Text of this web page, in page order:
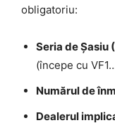
obligatoriu:
Seria de Șasiu
(începe cu
Numărul de
Dealerul